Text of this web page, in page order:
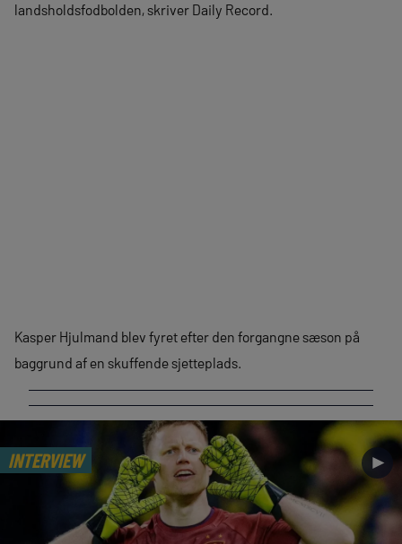
landsholdsfodbolden, skriver Daily Record.
Kasper Hjulmand blev fyret efter den forgangne sæson på
baggrund af en skuffende sjetteplads.
INTERVIEW ►